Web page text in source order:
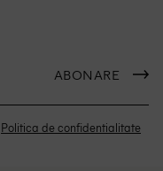
ABONARE
Politica de confidentialitate